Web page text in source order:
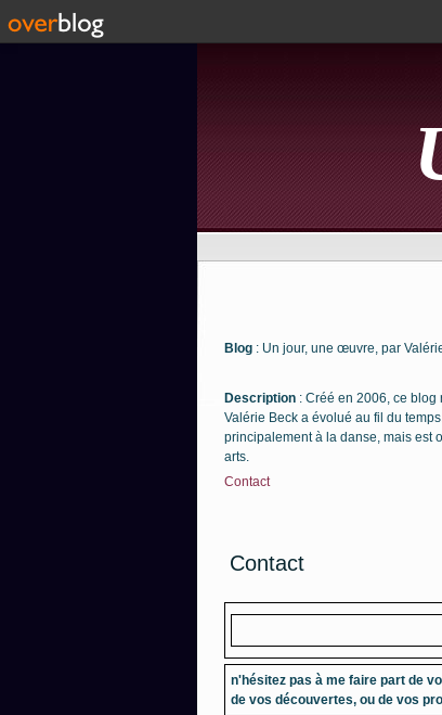
Blog : Un jour, une œuvre, par
Description : Créé en 2006, ce blog
Valérie Beck a évolué au fil du
principalement à la danse, mais est
arts.
Contact
Contact
n'hésitez pas à me faire part de
de vos découvertes, ou de vos